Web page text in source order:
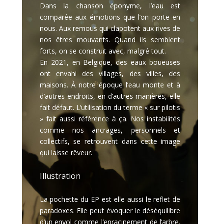
Dans la chanson éponyme, l’eau est
comparée aux émotions que l’on porte en
nous. Aux remous qui clapotent aux rives de
nos êtres mouvants. Quand ils semblent
forts, on se construit avec, malgré tout.
En 2021, en Belgique, des eaux boueuses
ont envahi des villages, des villes, des
maisons. À notre époque l’eau monte et à
d’autres endroits, en d’autres manières, elle
fait défaut. L’utilisation du terme « sur pilotis
» fait aussi référence à ça. Nos instabilités
comme nos ancrages, personnels et
collectifs, se retrouvent dans cette image
qui laisse rêveur.
Illustration
La pochette du EP est elle aussi le reflet de
paradoxes. Elle peut évoquer le déséquilibre
d’un envol comme l’enracinement de l’arbre.